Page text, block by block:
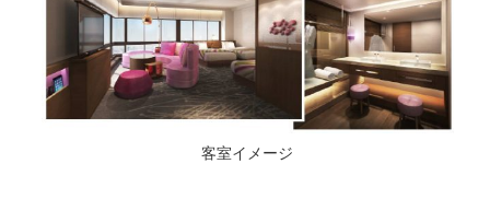
客室イメージ